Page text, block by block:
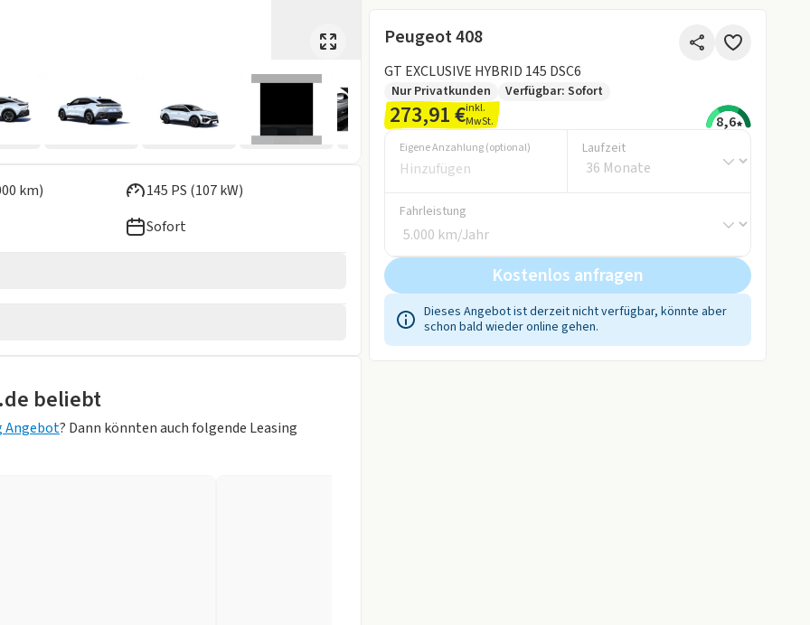
Peugeot 408
GT EXCLUSIVE HYBRID 145 DSC6
Nur Privatkunden Verfügbar: Sofort
273,91 €inkl.
MwSt.
8,6
Eigene Anzahlung (optional) Laufzeit
Fahrleistung
Kostenlos anfragen
Dieses Angebot ist derzeit nicht verfügbar, könnte aber
schon bald wieder online gehen.
km)
145 PS (107 kW)
Sofort
beliebt
Angebot? Dann könnten auch folgende Leasing